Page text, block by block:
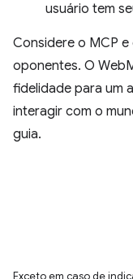
usuário tem
Considere o MCP
oponentes. O
fidelidade para um
interagir com o
guia.
Exceto em caso de